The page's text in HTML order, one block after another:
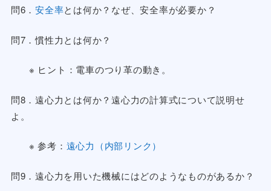
問6．安全率とは何か？なぜ、安全率が必要か？
問7．慣性力とは何か？
※ ヒント：電車のつり革の動き。
問8．遠心力とは何か？遠心力の計算式について説明せ
よ。
※ 参考： 遠心力（内部リンク）
問9．遠心力を用いた機械にはどのようなものがあるか？